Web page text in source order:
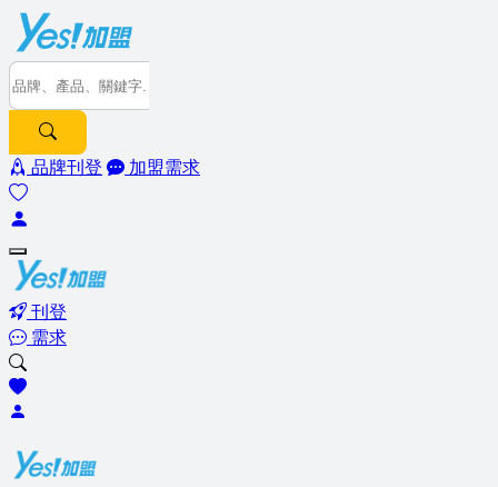
品牌刊登 加盟需求
刊登
需求